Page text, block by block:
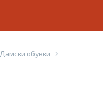
Дамски обувки